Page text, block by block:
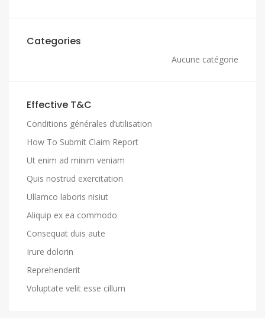
Categories
Aucune catégorie
Effective T&C
Conditions générales d’utilisation
How To Submit Claim Report
Ut enim ad minim veniam
Quis nostrud exercitation
Ullamco laboris nisiut
Aliquip ex ea commodo
Consequat duis aute
Irure dolorin
Reprehenderit
Voluptate velit esse cillum